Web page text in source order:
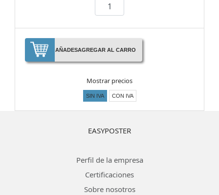
AÑADESAGREGAR AL CARRO
Mostrar precios
SIN IVA CON IVA
EASYPOSTER
Perfil de la empresa
Certificaciones
Sobre nosotros